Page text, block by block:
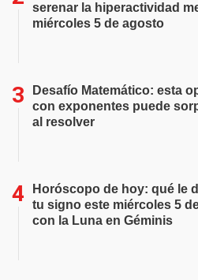
serenar la hiperactividad
miércoles 5 de agosto
Desafío Matemático: esta
con exponentes puede
al resolver
Horóscopo de hoy: qué le
tu signo este miércoles 5
con la Luna en Géminis